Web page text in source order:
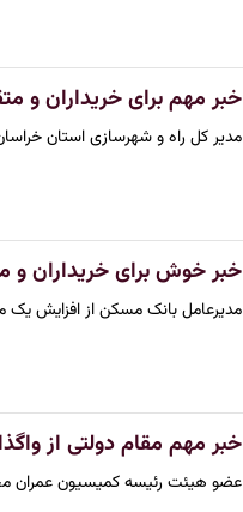
خبر مهم برای خریداران
مدیر کل راه و شهرسازی استان
خبر خوش برای خریداران
مدیرعامل بانک مسکن از افزایش یک
خبر مهم مقام دولتی از
عضو هیئت رئیسه کمیسیون عمران مجلس با